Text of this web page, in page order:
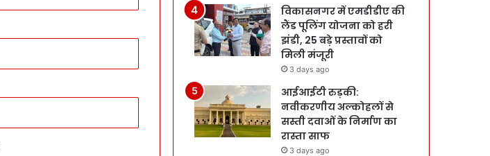
विकासनगर में एमडीडीए की
लैंड पूलिंग योजना को हरी
झंडी, 25 बड़े प्रस्तावों को
मिली मंजूरी
3 days ago
आईआईटी रुड़की:
नवीकरणीय अल्कोहलों से
सस्ती दवाओं के निर्माण का
रास्ता साफ
3 days ago